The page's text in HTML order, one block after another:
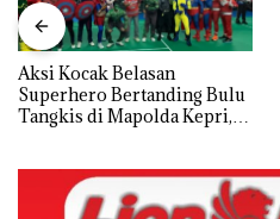
Aksi Kocak Belasan
Superhero Bertanding Bulu
Tangkis di Mapolda Kepri,